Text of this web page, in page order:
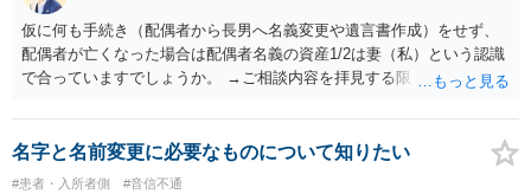
仮に何も手続き（配偶者から長男へ名義変更や遺言書作成）をせず、
配偶者が亡くなった場合は配偶者名義の資産1/2は妻（私）という認識
で合っていますでしょうか。 →ご相談内容を拝見する限りでは、その
完全に所有する場合は、他の相続人に対して自宅の評価額の１/２の代
償金の支払いが必要になります。
名字と名前変更に必要なものについて知りたい
#患者・入所者側 #音信不通